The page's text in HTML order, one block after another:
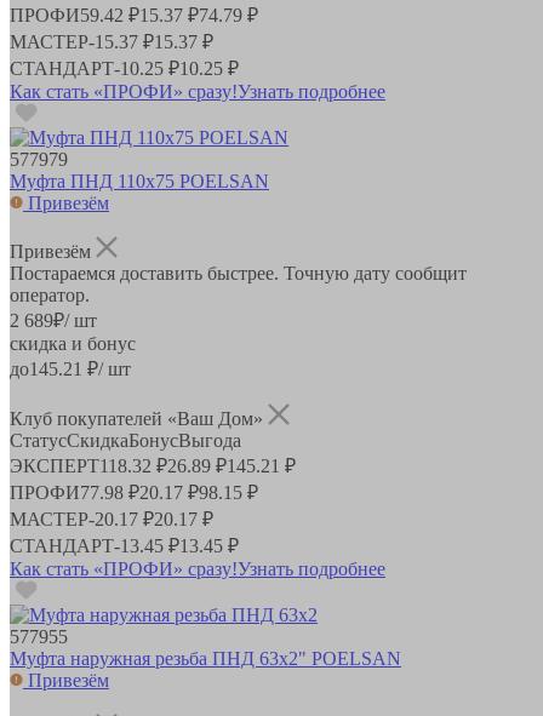
ПРОФИ59.42 ₽15.37 ₽74.79 ₽
МАСТЕР-15.37 ₽15.37 ₽
СТАНДАРТ-10.25 ₽10.25 ₽
Как стать «ПРОФИ» сразу!Узнать подробнее
577979
Муфта ПНД 110х75 POELSAN
Привезём
Привезём
Постараемся доставить быстрее. Точную дату сообщит
оператор.
2 689₽/ шт
скидка и бонус
до145.21 ₽/ шт
Клуб покупателей «Ваш Дом»
СтатусСкидкаБонусВыгода
ЭКСПЕРТ118.32 ₽26.89 ₽145.21 ₽
ПРОФИ77.98 ₽20.17 ₽98.15 ₽
МАСТЕР-20.17 ₽20.17 ₽
СТАНДАРТ-13.45 ₽13.45 ₽
Как стать «ПРОФИ» сразу!Узнать подробнее
577955
Муфта наружная резьба ПНД 63х2" POELSAN
Привезём